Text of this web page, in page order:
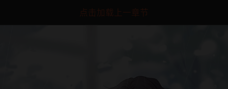
点击加载上一章节